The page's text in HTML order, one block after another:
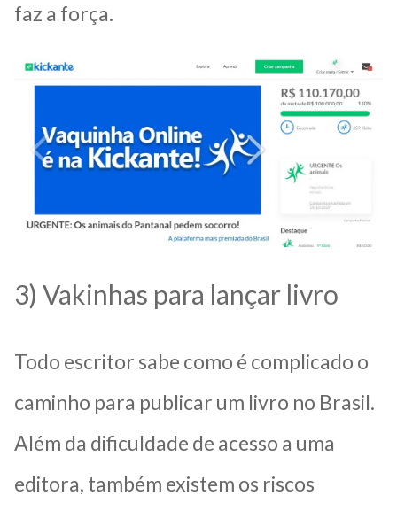
faz a força.
3) Vakinhas para lançar livro
Todo escritor sabe como é complicado o
caminho para publicar um livro no Brasil.
Além da dificuldade de acesso a uma
editora, também existem os riscos